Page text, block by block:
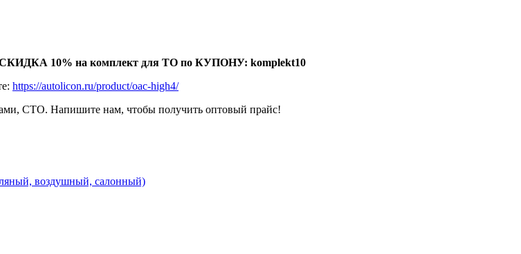
10% на комплект для ТО по КУПОНУ: komplekt10
https://autolicon.ru/product/oac-high4/
СТО. Напишите нам, чтобы получить оптовый прайс!
воздушный, салонный)